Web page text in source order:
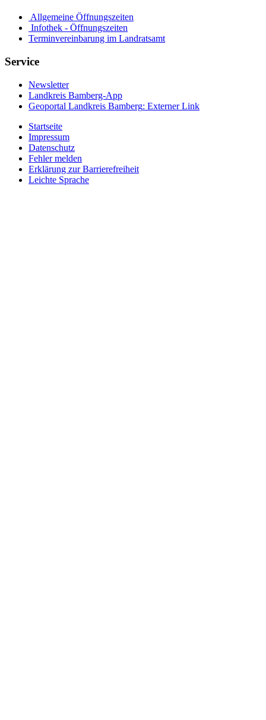
Allgemeine Öffnungszeiten
Infothek - Öffnungszeiten
Terminvereinbarung im Landratsamt
Service
Newsletter
Landkreis Bamberg-App
Geoportal Landkreis Bamberg: Externer Link
Startseite
Impressum
Datenschutz
Fehler melden
Erklärung zur Barrierefreiheit
Leichte Sprache